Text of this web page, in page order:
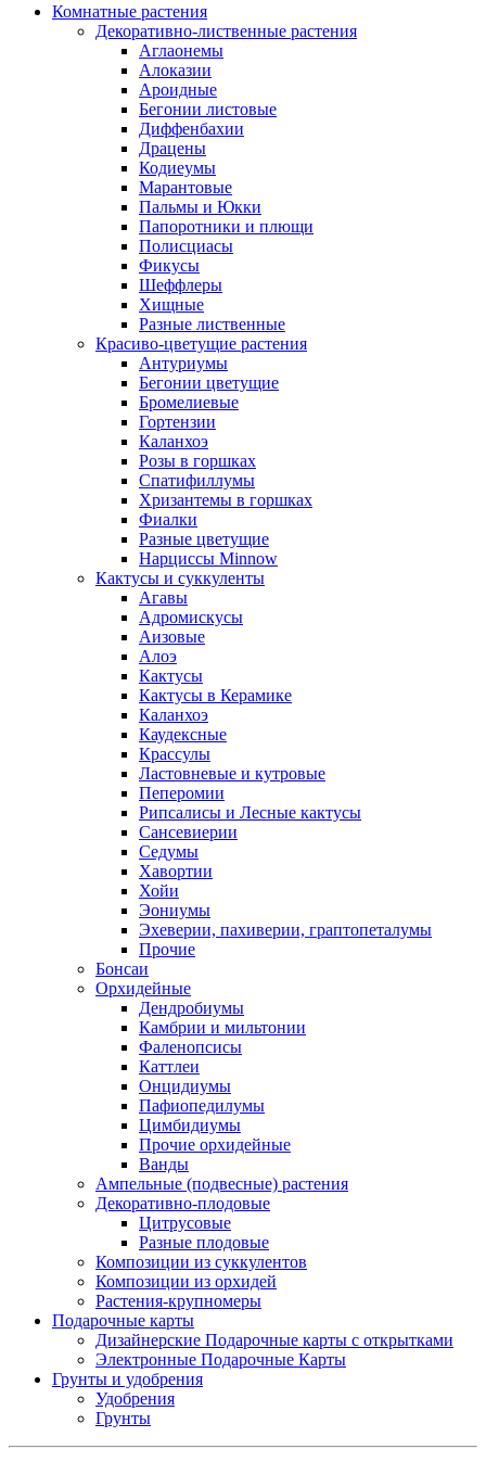
Комнатные растения
Декоративно-лиственные растения
Аглаонемы
Алоказии
Ароидные
Бегонии листовые
Диффенбахии
Драцены
Кодиеумы
Марантовые
Пальмы и Юкки
Папоротники и плющи
Полисциасы
Фикусы
Шеффлеры
Хищные
Разные лиственные
Красиво-цветущие растения
Антуриумы
Бегонии цветущие
Бромелиевые
Гортензии
Каланхоэ
Розы в горшках
Спатифиллумы
Хризантемы в горшках
Фиалки
Разные цветущие
Нарциссы Minnow
Кактусы и суккуленты
Агавы
Адромискусы
Аизовые
Алоэ
Кактусы
Кактусы в Керамике
Каланхоэ
Каудексные
Крассулы
Ластовневые и кутровые
Пеперомии
Рипсалисы и Лесные кактусы
Сансевиерии
Седумы
Хавортии
Хойи
Эониумы
Эхеверии, пахиверии, граптопеталумы
Прочие
Бонсаи
Орхидейные
Дендробиумы
Камбрии и мильтонии
Фаленопсисы
Каттлеи
Онцидиумы
Пафиопедилумы
Цимбидиумы
Прочие орхидейные
Ванды
Ампельные (подвесные) растения
Декоративно-плодовые
Цитрусовые
Разные плодовые
Композиции из суккулентов
Композиции из орхидей
Растения-крупномеры
Подарочные карты
Дизайнерские Подарочные карты с открытками
Электронные Подарочные Карты
Грунты и удобрения
Удобрения
Грунты